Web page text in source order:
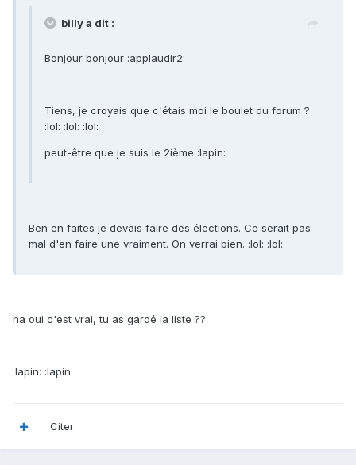
billy a dit :
Bonjour bonjour :applaudir2:
Tiens, je croyais que c'étais moi le boulet du forum ?
:lol: :lol: :lol:
peut-être que je suis le 2ième :lapin:
Ben en faites je devais faire des élections. Ce serait pas
mal d'en faire une vraiment. On verrai bien. :lol: :lol:
ha oui c'est vrai, tu as gardé la liste ??
:lapin: :lapin:
Citer